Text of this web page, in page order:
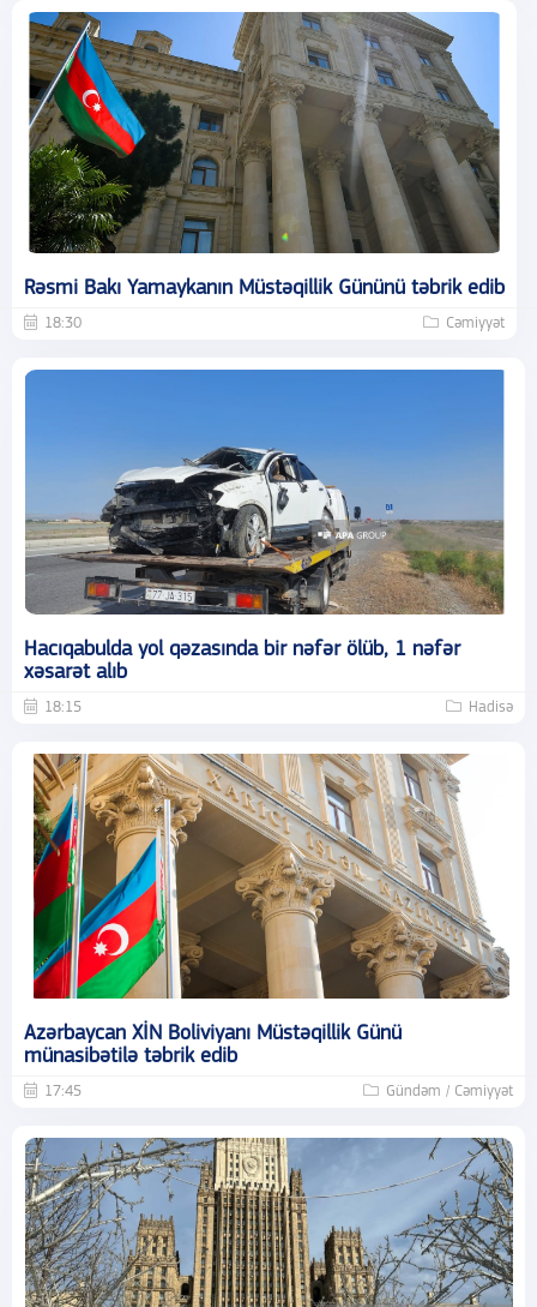
Rəsmi Bakı Yamaykanın Müstəqillik Gününü təbrik edib
18:30 Cəmiyyət
Hacıqabulda yol qəzasında bir nəfər ölüb, 1 nəfər
xəsarət alıb
18:15 Hadisə
Azərbaycan XİN Boliviyanı Müstəqillik Günü
münasibətilə təbrik edib
17:45 Gündəm / Cəmiyyət